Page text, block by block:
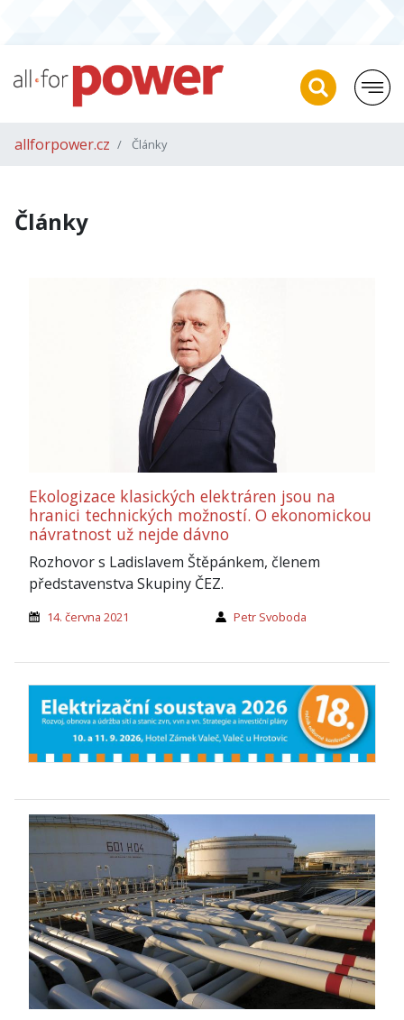
allforpower.cz Články
Články
Ekologizace klasických elektráren jsou na
hranici technických možností. O ekonomickou
návratnost už nejde dávno
Rozhovor s Ladislavem Štěpánkem, členem
představenstva Skupiny ČEZ.
14. června 2021 Petr Svoboda